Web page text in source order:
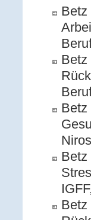
Betz
Betz
Betz
Betz
Betz